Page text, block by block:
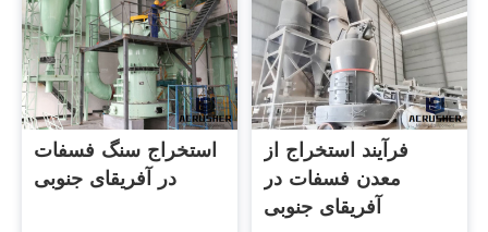
استخراج سنگ فسفات
در آفریقای جنوبی
فرآیند استخراج از
معدن فسفات در
آفریقای جنوبی